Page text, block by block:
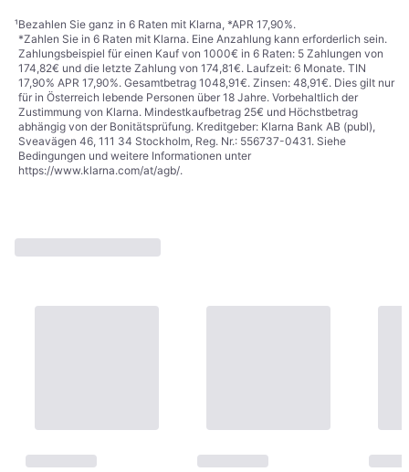
¹Bezahlen Sie ganz in 6 Raten mit Klarna, *APR 17,90%.
*Zahlen Sie in 6 Raten mit Klarna. Eine Anzahlung kann erforderlich sein.
Zahlungsbeispiel für einen Kauf von 1000€ in 6 Raten: 5 Zahlungen von
174,82€ und die letzte Zahlung von 174,81€. Laufzeit: 6 Monate. TIN
17,90% APR 17,90%. Gesamtbetrag 1048,91€. Zinsen: 48,91€. Dies gilt nur
für in Österreich lebende Personen über 18 Jahre. Vorbehaltlich der
Zustimmung von Klarna. Mindestkaufbetrag 25€ und Höchstbetrag
abhängig von der Bonitätsprüfung. Kreditgeber: Klarna Bank AB (publ),
Sveavägen 46, 111 34 Stockholm, Reg. Nr.: 556737-0431. Siehe
Bedingungen und weitere Informationen unter
https://www.klarna.com/at/agb/.